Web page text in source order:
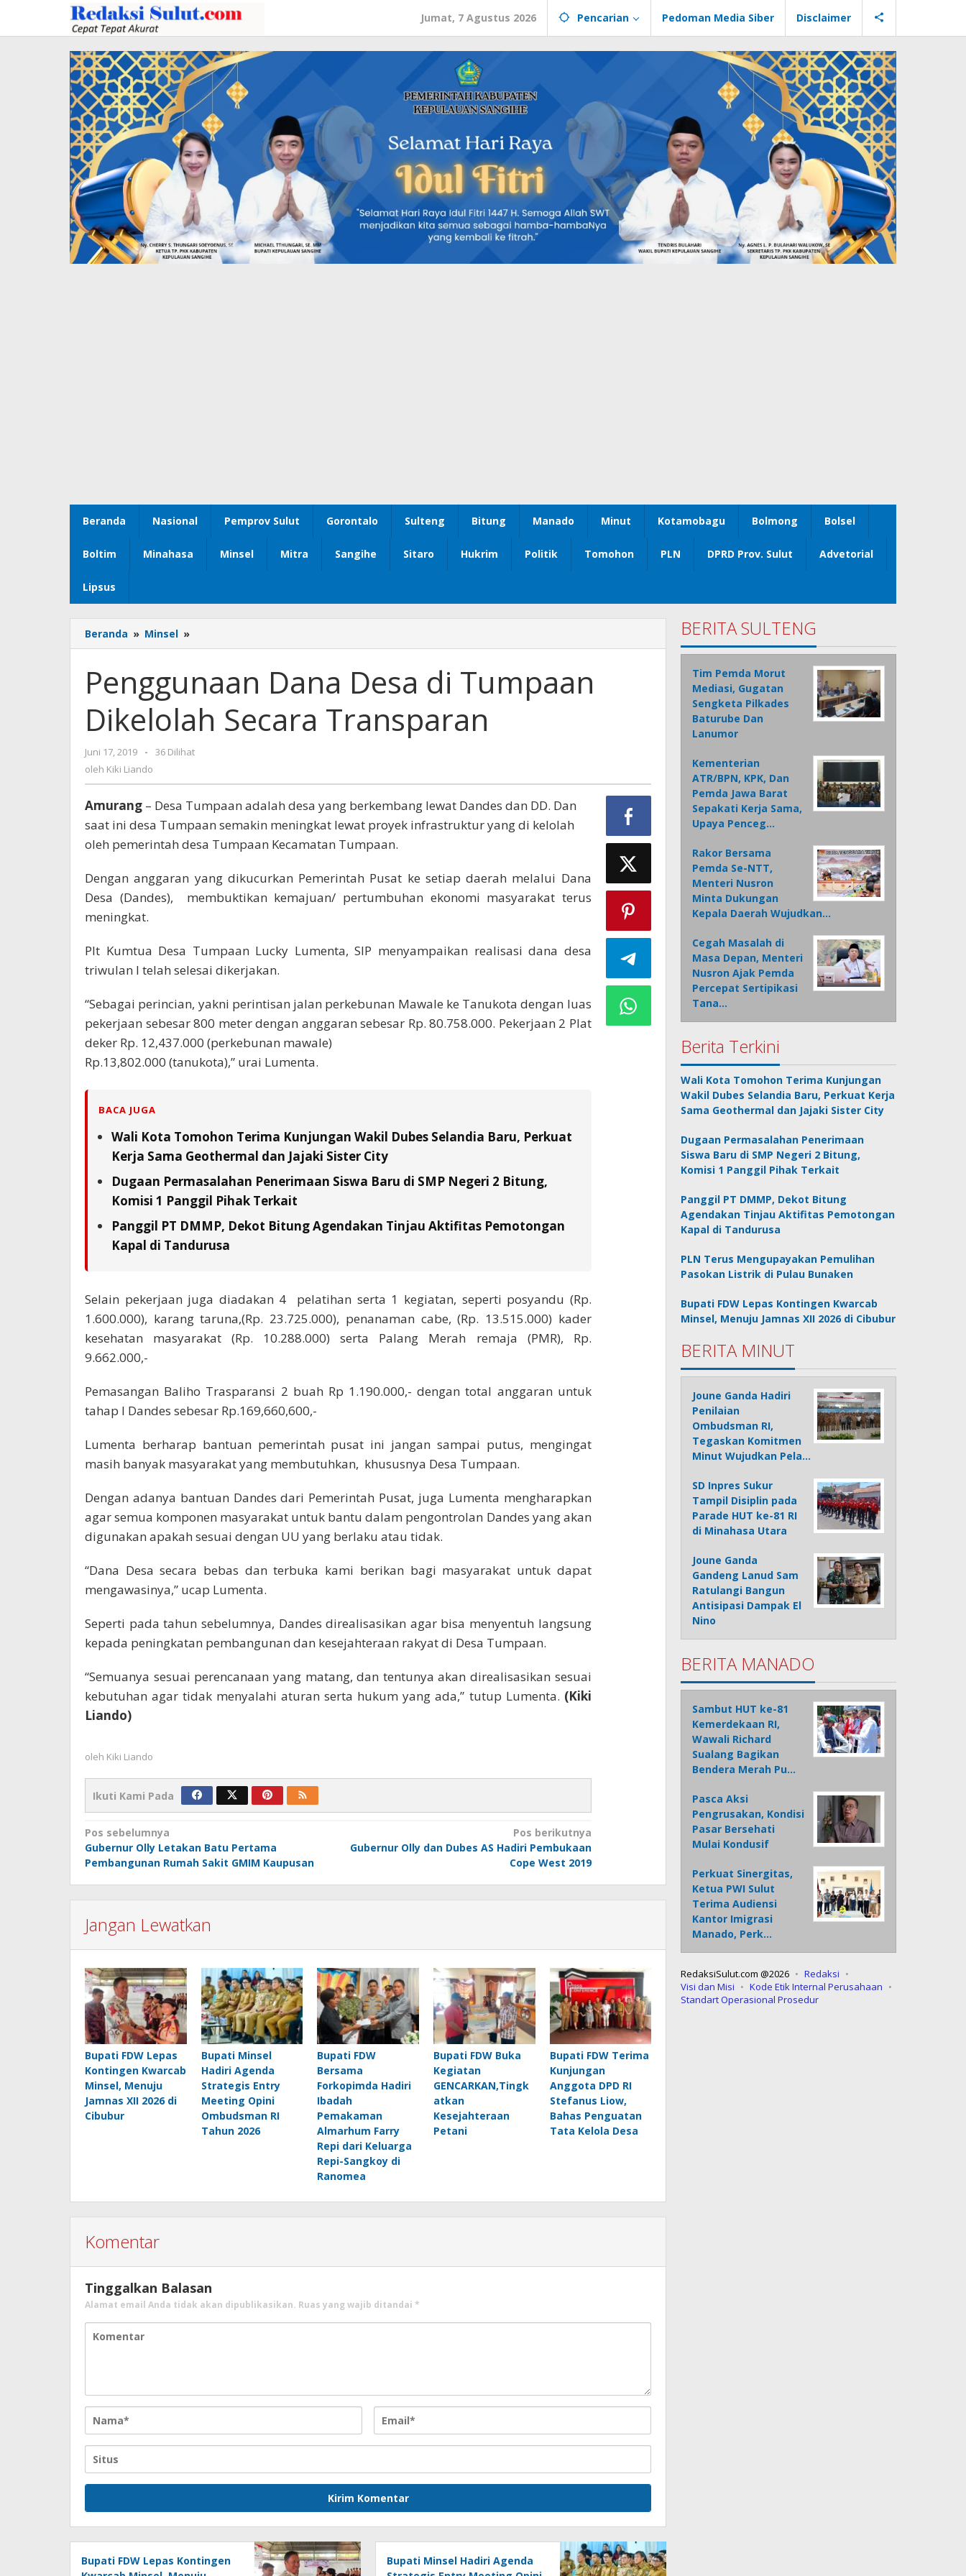
konten
Jumat, 7 Agustus 2026 Pencarian Pedoman Media Siber Disclaimer
Beranda Nasional Pemprov Sulut Gorontalo Sulteng Bitung Manado Minut Kotamobagu Bolmong Bolsel
Boltim Minahasa Minsel Mitra Sangihe Sitaro Hukrim Politik Tomohon PLN DPRD Prov. Sulut Advetorial
Lipsus
Beranda » Minsel »
Dana
di
Tumpaan
Dikelolah
Secara
Penggunaan Dana Desa di Tumpaan
Dikelolah Secara Transparan
Juni 17, 2019
oleh
Kiki
-
36 Dilihat
oleh Kiki Liando
Amurang – Desa Tumpaan adalah desa yang berkembang lewat Dandes dan DD. Dan
saat ini desa Tumpaan semakin meningkat lewat proyek infrastruktur yang di kelolah
oleh pemerintah desa Tumpaan Kecamatan Tumpaan.
Dengan anggaran yang dikucurkan Pemerintah Pusat ke setiap daerah melalui Dana
Desa (Dandes), membuktikan kemajuan/ pertumbuhan ekonomi masyarakat terus
meningkat.
Plt Kumtua Desa Tumpaan Lucky Lumenta, SIP menyampaikan realisasi dana desa
triwulan I telah selesai dikerjakan.
“Sebagai perincian, yakni perintisan jalan perkebunan Mawale ke Tanukota dengan luas
pekerjaan sebesar 800 meter dengan anggaran sebesar Rp. 80.758.000. Pekerjaan 2 Plat
deker Rp. 12,437.000 (perkebunan mawale)
Rp.13,802.000 (tanukota),” urai Lumenta.
BACA JUGA
Wali Kota Tomohon Terima Kunjungan Wakil Dubes Selandia Baru, Perkuat
Kerja Sama Geothermal dan Jajaki Sister City
Dugaan Permasalahan Penerimaan Siswa Baru di SMP Negeri 2 Bitung,
Komisi 1 Panggil Pihak Terkait
Panggil PT DMMP, Dekot Bitung Agendakan Tinjau Aktifitas Pemotongan
Kapal di Tandurusa
Selain pekerjaan juga diadakan 4 pelatihan serta 1 kegiatan, seperti posyandu (Rp.
1.600.000), karang taruna,(Rp. 23.725.000), penanaman cabe, (Rp. 13.515.000) kader
kesehatan masyarakat (Rp. 10.288.000) serta Palang Merah remaja (PMR), Rp.
9.662.000,-
Pemasangan Baliho Trasparansi 2 buah Rp 1.190.000,- dengan total anggaran untuk
tahap I Dandes sebesar Rp.169,660,600,-
Lumenta berharap bantuan pemerintah pusat ini jangan sampai putus, mengingat
masih banyak masyarakat yang membutuhkan, khususnya Desa Tumpaan.
Dengan adanya bantuan Dandes dari Pemerintah Pusat, juga Lumenta mengharapkan
agar semua komponen masyarakat untuk bantu dalam pengontrolan Dandes yang akan
digunakan apakah sesuai dengan UU yang berlaku atau tidak.
“Dana Desa secara bebas dan terbuka kami berikan bagi masyarakat untuk dapat
mengawasinya,” ucap Lumenta.
Seperti pada tahun sebelumnya, Dandes direalisasikan agar bisa menyentuh langsung
kepada peningkatan pembangunan dan kesejahteraan rakyat di Desa Tumpaan.
“Semuanya sesuai perencanaan yang matang, dan tentunya akan direalisasikan sesuai
kebutuhan agar tidak menyalahi aturan serta hukum yang ada,” tutup Lumenta. (Kiki
Liando)
oleh Kiki Liando
Ikuti Kami Pada
Navigasi
pos
Pos sebelumnya
Gubernur Olly Letakan Batu Pertama
Pembangunan Rumah Sakit GMIM Kaupusan
Pos berikutnya
Gubernur Olly dan Dubes AS Hadiri Pembukaan
Cope West 2019
Jangan Lewatkan
Bupati FDW Lepas
Kontingen Kwarcab
Minsel, Menuju
Jamnas XII 2026 di
Cibubur
Bupati Minsel
Hadiri Agenda
Strategis Entry
Meeting Opini
Ombudsman RI
Tahun 2026
Bupati FDW
Bersama
Forkopimda Hadiri
Ibadah
Pemakaman
Almarhum Farry
Repi dari Keluarga
Repi-Sangkoy di
Ranomea
Bupati FDW Buka
Kegiatan
GENCARKAN,Tingk
atkan
Kesejahteraan
Petani
Bupati FDW Terima
Kunjungan
Anggota DPD RI
Stefanus Liow,
Bahas Penguatan
Tata Kelola Desa
Komentar
Tinggalkan Balasan
Alamat email Anda tidak akan dipublikasikan. Ruas yang wajib ditandai *
Bupati FDW Lepas Kontingen
Bupati Minsel Hadiri Agenda
BERITA SULTENG
Tim Pemda Morut
Mediasi, Gugatan
Sengketa Pilkades
Baturube Dan
Lanumor
Kementerian
ATR/BPN, KPK, Dan
Pemda Jawa Barat
Sepakati Kerja Sama,
Upaya Penceg…
Rakor Bersama
Pemda Se-NTT,
Menteri Nusron
Minta Dukungan
Kepala Daerah Wujudkan…
Cegah Masalah di
Masa Depan, Menteri
Nusron Ajak Pemda
Percepat Sertipikasi
Tana…
Berita Terkini
Wali Kota Tomohon Terima Kunjungan
Wakil Dubes Selandia Baru, Perkuat Kerja
Sama Geothermal dan Jajaki Sister City
Dugaan Permasalahan Penerimaan
Siswa Baru di SMP Negeri 2 Bitung,
Komisi 1 Panggil Pihak Terkait
Panggil PT DMMP, Dekot Bitung
Agendakan Tinjau Aktifitas Pemotongan
Kapal di Tandurusa
PLN Terus Mengupayakan Pemulihan
Pasokan Listrik di Pulau Bunaken
Bupati FDW Lepas Kontingen Kwarcab
Minsel, Menuju Jamnas XII 2026 di Cibubur
BERITA MINUT
Joune Ganda Hadiri
Penilaian
Ombudsman RI,
Tegaskan Komitmen
Minut Wujudkan Pela…
SD Inpres Sukur
Tampil Disiplin pada
Parade HUT ke-81 RI
di Minahasa Utara
Joune Ganda
Gandeng Lanud Sam
Ratulangi Bangun
Antisipasi Dampak El
Nino
BERITA MANADO
Sambut HUT ke-81
Kemerdekaan RI,
Wawali Richard
Sualang Bagikan
Bendera Merah Pu…
Pasca Aksi
Pengrusakan, Kondisi
Pasar Bersehati
Mulai Kondusif
Perkuat Sinergitas,
Ketua PWI Sulut
Terima Audiensi
Kantor Imigrasi
Manado, Perk…
RedaksiSulut.com @2026
Redaksi
Visi dan Misi
Kode Etik Internal Perusahaan
Standart Operasional Prosedur